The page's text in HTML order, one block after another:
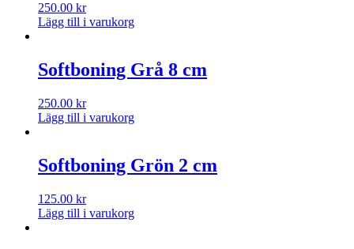
250.00 kr
Lägg till i varukorg
Softboning Grå 8 cm
250.00 kr
Lägg till i varukorg
Softboning Grön 2 cm
125.00 kr
Lägg till i varukorg